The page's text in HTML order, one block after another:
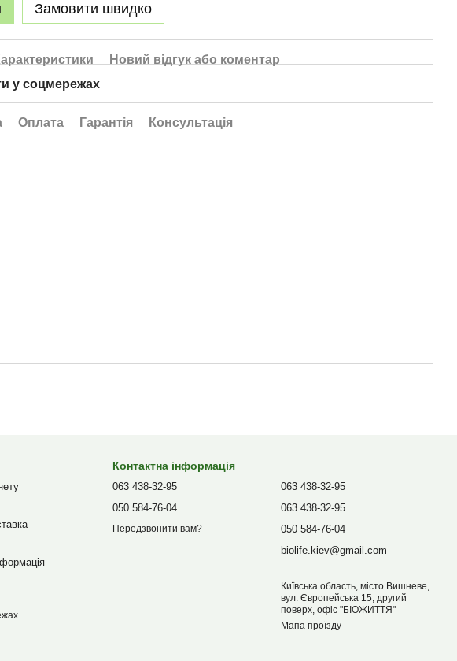
Замовити швидко
Новий відгук або коментар
у соцмережах
Оплата Гарантія Консультація
Контактна інформація
063 438-32-95
050 584-76-04
Передзвонити вам?
063 438-32-95
063 438-32-95
050 584-76-04
biolife.kiev@gmail.com
Київська область, місто Вишневе,
вул. Європейська 15, другий
поверх, офіс "БІОЖИТТЯ"
Мапа проїзду